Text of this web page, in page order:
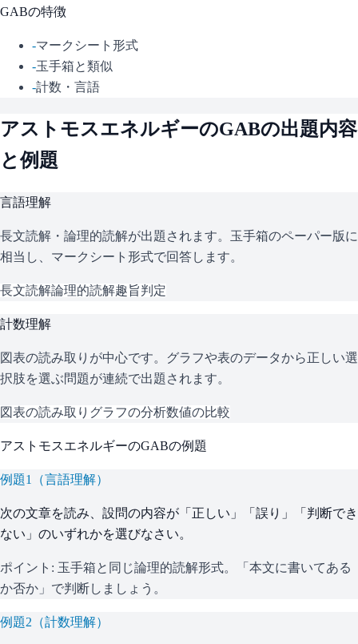
GABの特徴
-マークシート形式
-玉手箱と類似
-計数・言語
アストモスエネルギーのGABの出題内容
と例題
言語理解
長文読解・論理的読解が出題されます。玉手箱のペーパー版に
相当し、マークシート形式で回答します。
長文読解論理的読解趣旨判定
計数理解
図表の読み取りが中心です。グラフや表のデータから正しい選
択肢を選ぶ問題が連続で出題されます。
図表の読み取り グラフの分析数値の比較
アストモスエネルギーのGABの例題
例題1 （言語理解）
次の文章を読み、設問の内容が「正しい」「誤り」「判断でき
ない」のいずれかを選びなさい。
ポイント: 玉手箱と同じ論理的読解形式。「本文に書いてある
か否か」で判断しましょう。
例題2 （計数理解）